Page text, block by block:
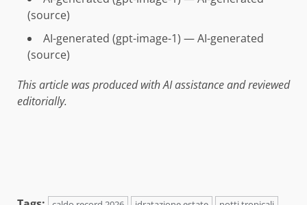
(source)
AI-generated (gpt-image-1) — AI-generated
(source)
This article was produced with AI assistance and reviewed
editorially.